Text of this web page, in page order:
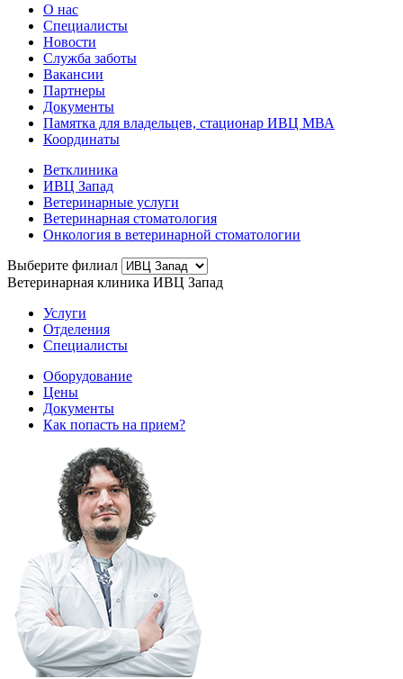
О нас
Специалисты
Новости
Служба заботы
Вакансии
Партнеры
Документы
Памятка для владельцев, стационар ИВЦ МВА
Координаты
Ветклиника
ИВЦ Запад
Ветеринарные услуги
Ветеринарная стоматология
Онкология в ветеринарной стоматологии
Выберите филиал
Ветеринарная клиника ИВЦ Запад
Услуги
Отделения
Специалисты
Оборудование
Цены
Документы
Как попасть на прием?